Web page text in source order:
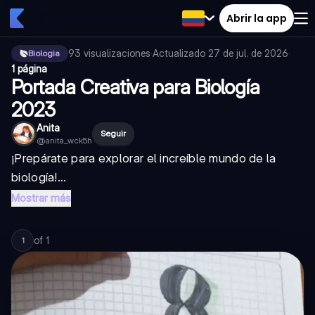
Abrir la app
Biologia 93 visualizaciones·Actualizado 27 de jul. de 2026·
1 página
Portada Creativa para Biología
2023
Anita
@anita_wck5h
Seguir
¡Prepárate para explorar el increíble mundo de la
biología!...
Mostrar más
1 of 1